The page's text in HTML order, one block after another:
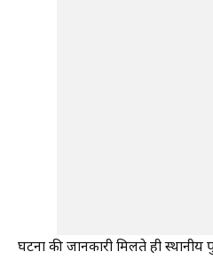
घटना की जानकारी मिलते ही